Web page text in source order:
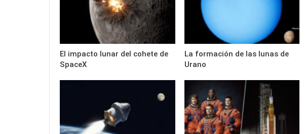
El impacto lunar del cohete de
SpaceX
La formación de las lunas de
Urano